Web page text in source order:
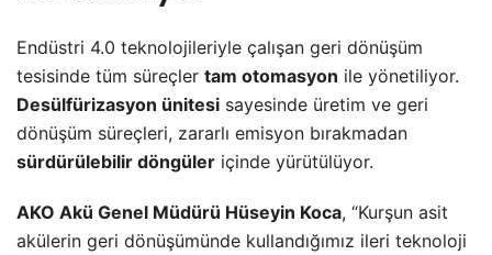
Endüstri 4.0 teknolojileriyle çalışan geri dönüşüm
tesisinde tüm süreçler tam otomasyon ile yönetiliyor.
Desülfürizasyon ünitesi sayesinde üretim ve geri
dönüşüm süreçleri, zararlı emisyon bırakmadan
sürdürülebilir döngüler içinde yürütülüyor.
AKO Akü Genel Müdürü Hüseyin Koca, “Kurşun asit
akülerin geri dönüşümünde kullandığımız ileri teknoloji